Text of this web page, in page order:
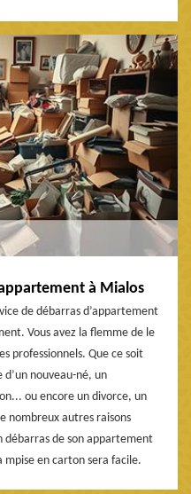
à Mialos
de débarras d’appartement
Vous avez la flemme de le
professionnels. Que ce soit
nouveau-né, un
ou encore un divorce, un
nombreux autres raisons
débarras de son appartement
mpise en carton sera facile.